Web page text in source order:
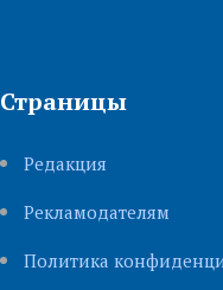
Страницы
Редакция
Рекламодателям
Политика